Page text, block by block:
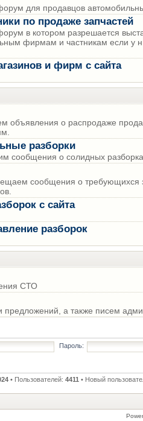
для продавцов
по продаже запчастей
в котором разрешается
фирмам и частникам если у
и фирм с сайта
объявления о распродаже
разборки
сообщения о солидных
сообщения о требующихся
с сайта
разборок
СТО
а также писем
Пароль:
• Пользователей: 4411 • Новый